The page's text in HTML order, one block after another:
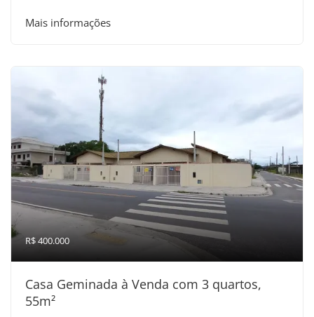
Mais informações
R$ 400.000
Casa Geminada à Venda com 3 quartos,
55m²